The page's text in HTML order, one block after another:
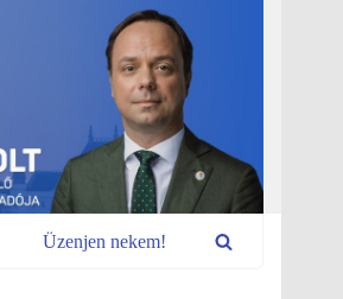
Üzenjen nekem!